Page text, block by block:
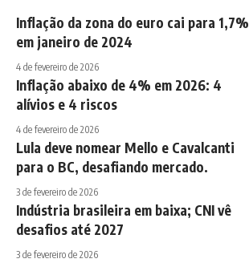
Inflação da zona do euro cai para 1,7%
em janeiro de 2024
4 de fevereiro de 2026
Inflação abaixo de 4% em 2026: 4
alívios e 4 riscos
4 de fevereiro de 2026
Lula deve nomear Mello e Cavalcanti
para o BC, desafiando mercado.
3 de fevereiro de 2026
Indústria brasileira em baixa; CNI vê
desafios até 2027
3 de fevereiro de 2026